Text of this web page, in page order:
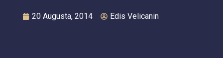
20 Augusta, 2014 Edis Velicanin